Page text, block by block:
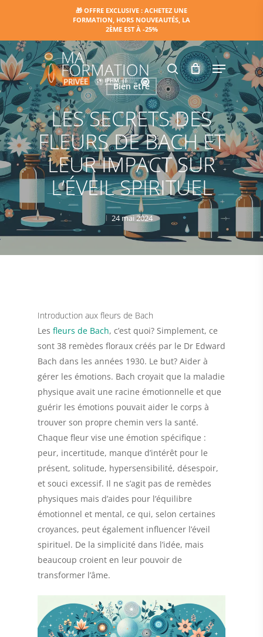
content
🎁 OFFRE EXCLUSIVE : ACHETEZ UNE
FORMATION, HORS NOUVEAUTÉS, LA
2ÈME EST À -25%
search Menu
Bien être
LES SECRETS DES
FLEURS DE BACH ET
LEUR IMPACT SUR
L’ÉVEIL SPIRITUEL
24 mai 2024
Introduction aux fleurs de Bach
Les fleurs de Bach, c’est quoi? Simplement, ce
sont 38 remèdes floraux créés par le Dr Edward
Bach dans les années 1930. Le but? Aider à
gérer les émotions. Bach croyait que la maladie
physique avait une racine émotionnelle et que
guérir les émotions pouvait aider le corps à
trouver son propre chemin vers la santé.
Chaque fleur vise une émotion spécifique :
peur, incertitude, manque d’intérêt pour le
présent, solitude, hypersensibilité, désespoir,
et souci excessif. Il ne s’agit pas de remèdes
physiques mais d’aides pour l’équilibre
émotionnel et mental, ce qui, selon certaines
croyances, peut également influencer l’éveil
spirituel. De la simplicité dans l’idée, mais
beaucoup croient en leur pouvoir de
transformer l’âme.